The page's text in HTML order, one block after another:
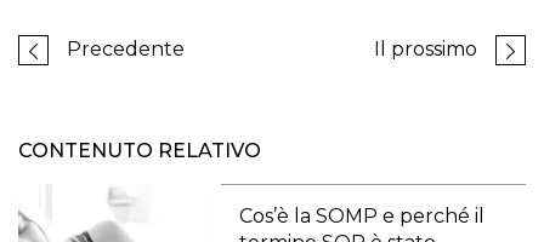
Precedente Il prossimo
CONTENUTO RELATIVO
Cos’è la SOMP e perché il